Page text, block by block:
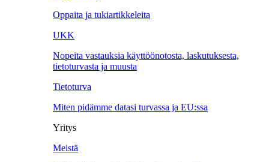
Oppaita ja tukiartikkeleita
UKK
Nopeita vastauksia käyttöönotosta, laskutuksesta,
tietoturvasta ja muusta
Tietoturva
Miten pidämme datasi turvassa ja EU:ssa
Yritys
Meistä